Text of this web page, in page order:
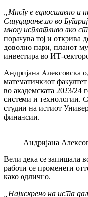
„Многу е едноставно и
Студирањето во
многу исплатливо ако
порачува тој и открива
доволно пари, планот
инвестира во ИТ-
Андријана Алексовска
математичкиот
во академската 2023/24
системи и технологии.
студии на истиот
финансии.
Андријана
Вели дека се запишала
работи се променети
како одлично.
„Најискрено на иста